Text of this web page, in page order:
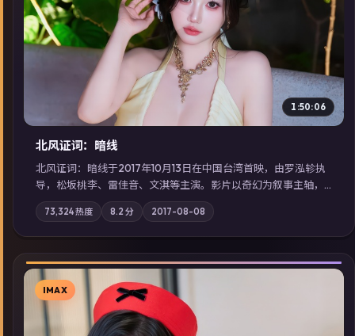
▶
1:50:06
北风证词：暗线
北风证词：暗线于2017年10月13日在中国台湾首映，由罗泓轸执
导，松坂桃李、雷佳音、文淇等主演。影片以奇幻为叙事主轴，
旧案重提，真相与谎言在同一条时间线上交锋；摄影与配乐强化
地域气质；站内亦可通过「国产免费观看高清电视剧在线看」延
展检索同类型高分佳作，畅享高清在线追剧体验。
73,324热度 8.2 分 2017-08-08
IMAX